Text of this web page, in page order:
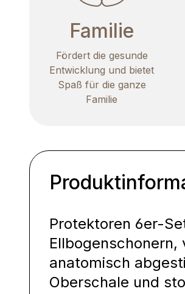
Familie
Fördert die gesunde
Entwicklung und bietet
Spaß für die ganze
Familie
Protektoren 6er-
anatomisch
Oberschale und